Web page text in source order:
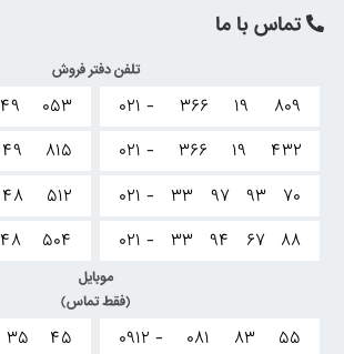
تماس با ما
تلفن دفتر فروش
۰۲۱ - ۳۶۶ ۱۹
۸۰۹
۰۲۱ -
۳۶۶ ۱۹
۴۳۲
۰۲۱ -
۳۳ ۹۷ ۹۳
۷۰
۰۲۱ -
۳۳ ۹۴ ۶۷ ۸۸
۴۹
۰۵۳
۴۹
۸۱۵
۴۸
۵۱۲
۴۸ ۵۰۴
موبایل
(فقط تماس)
۰۹۱۲ - ۰۸۱ ۸۳ ۵۵ ۳۵ ۴۵